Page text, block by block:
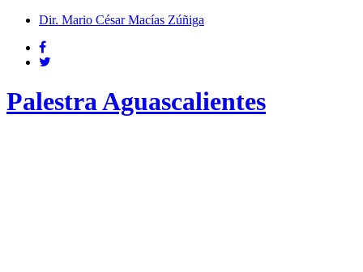
Dir. Mario César Macías Zúñiga
Palestra Aguascalientes